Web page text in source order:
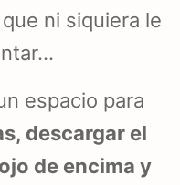
ni siquiera le
espacio para
descargar el
de encima y